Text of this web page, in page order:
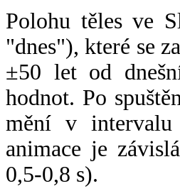
Polohu těles ve
"dnes"), které se
±50 let od
hodnot. Po
mění v intervalu
animace je
0,5-0,8 s).